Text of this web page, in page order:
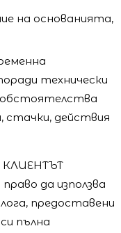
на основанията,
технически
обстоятелства
стачки, действия
КЛИЕНТЪТ
да използва
предоставени
пълна